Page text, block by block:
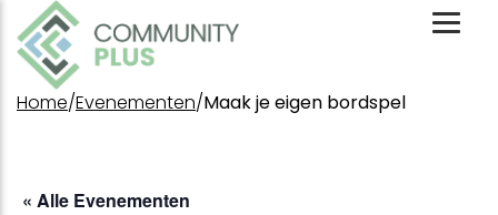
Home/Evenementen/Maak je eigen bordspel
« Alle Evenementen